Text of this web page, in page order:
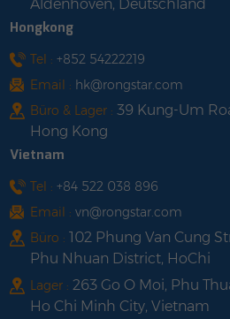
Stromerfassungsfähigkeit,
wodurch die
Produktleistung und -
verbessert
wirdHervorragende
Leistung bei
schwachem LichtMehr
Leistung bei schlechten
bewölkten Tagen,
morgens und
abendsErweiterte Wind-
und
SchneelasttestsModul
Aldenhoven, Deutschland
Hongkong
Tel : +852 54222219
Email : hk@rongstar.com
Büro & Lager : 39 Kung-Um
Hong Kong
Vietnam
Tel : +84 522 038 896
Email : vn@rongstar.com
Büro : 102 Phung Van Cung
Phu Nhuan District, HoChi
Lager : 263 Go O Moi, Phu
Ho Chi Minh City, Vietnam